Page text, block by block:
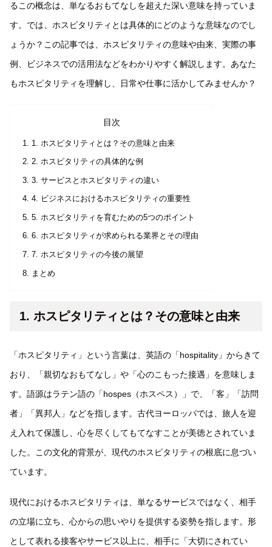
るこの概念は、単なるおもてなしを超えた深い意味を持っていま
す。では、ホスピタリティとは具体的にどのような意味なのでし
ょうか？この記事では、ホスピタリティの意味や由来、実際の事
例、ビジネスでの活用法などをわかりやすく解説します。あなた
もホスピタリティを理解し、日常や仕事に活かしてみませんか？
目次
1. ホスピタリティとは？その意味と由来
2. ホスピタリティの具体的な例
3. サービスとホスピタリティの違い
4. ビジネスにおけるホスピタリティの重要性
5. ホスピタリティを育むための5つのポイント
6. ホスピタリティが求められる業界とその理由
7. ホスピタリティの今後の展望
まとめ
1. ホスピタリティとは？その意味と由来
「ホスピタリティ」という言葉は、英語の「hospitality」からきて
おり、「親切なおもてなし」や「心のこもった接遇」を意味しま
す。語源はラテン語の「hospes（ホスペス）」で、「客」「訪問
者」「異邦人」などを指します。古代ヨーロッパでは、旅人を迎
え入れて保護し、心を尽くしてもてなすことが美徳とされていま
した。この文化的背景が、現代のホスピタリティの根底に息づい
ています。
現代におけるホスピタリティは、単なるサービスではなく、相手
の立場に立ち、心からの思いやりを提供する姿勢を指します。形
として表れる接客やサービス以上に、相手に「大切にされてい